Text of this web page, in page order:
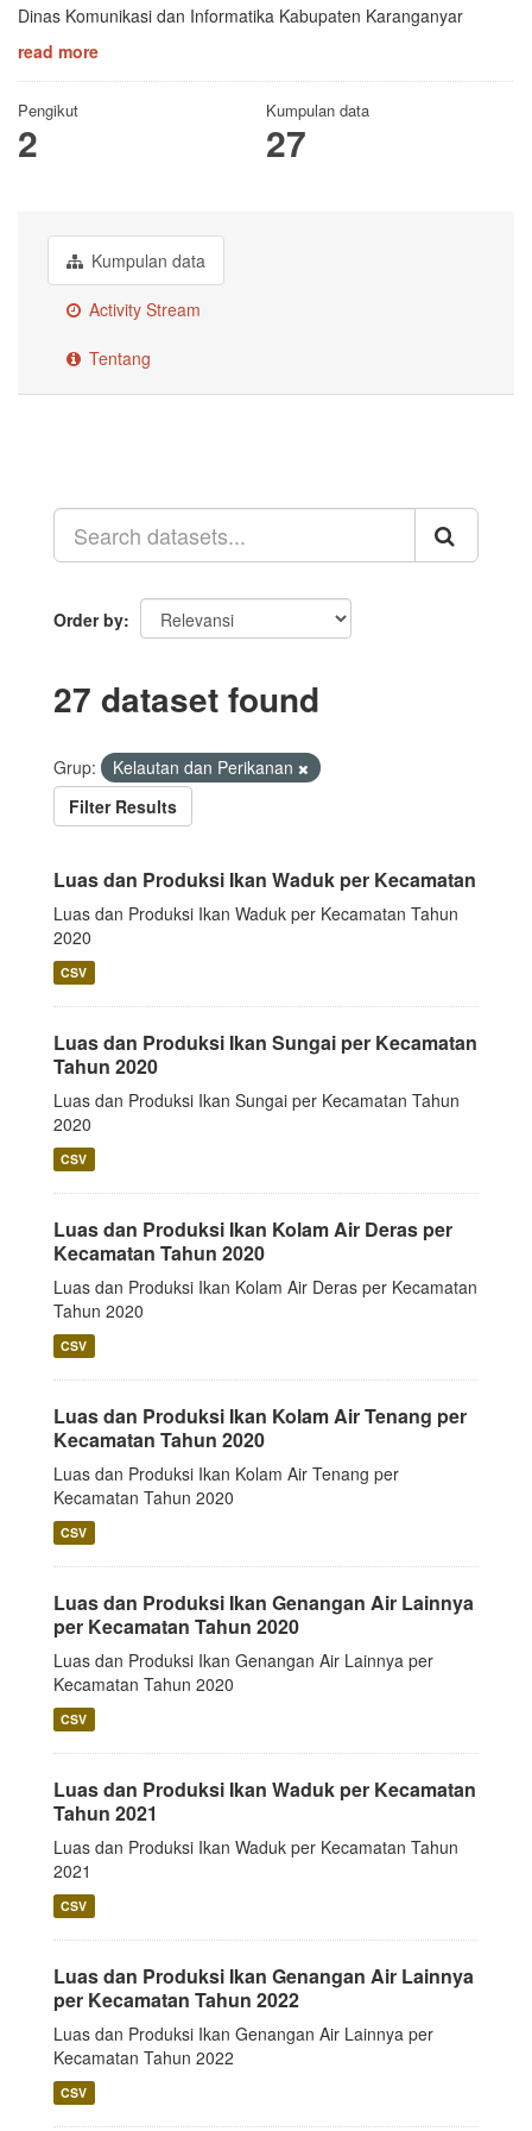
Dinas Komunikasi dan Informatika Kabupaten Karanganyar
read more
Pengikut
2
Kumpulan data
27
Kumpulan data
Activity Stream
Tentang
Order by
27 dataset found
Grup:
Kelautan dan Perikanan
Filter Results
Luas dan Produksi Ikan Waduk per Kecamatan
Luas dan Produksi Ikan Waduk per Kecamatan Tahun
2020
CSV
Luas dan Produksi Ikan Sungai per Kecamatan
Tahun 2020
Luas dan Produksi Ikan Sungai per Kecamatan Tahun
2020
CSV
Luas dan Produksi Ikan Kolam Air Deras per
Kecamatan Tahun 2020
Luas dan Produksi Ikan Kolam Air Deras per Kecamatan
Tahun 2020
CSV
Luas dan Produksi Ikan Kolam Air Tenang per
Kecamatan Tahun 2020
Luas dan Produksi Ikan Kolam Air Tenang per
Kecamatan Tahun 2020
CSV
Luas dan Produksi Ikan Genangan Air Lainnya
per Kecamatan Tahun 2020
Luas dan Produksi Ikan Genangan Air Lainnya per
Kecamatan Tahun 2020
CSV
Luas dan Produksi Ikan Waduk per Kecamatan
Tahun 2021
Luas dan Produksi Ikan Waduk per Kecamatan Tahun
2021
CSV
Luas dan Produksi Ikan Genangan Air Lainnya
per Kecamatan Tahun 2022
Luas dan Produksi Ikan Genangan Air Lainnya per
Kecamatan Tahun 2022
CSV